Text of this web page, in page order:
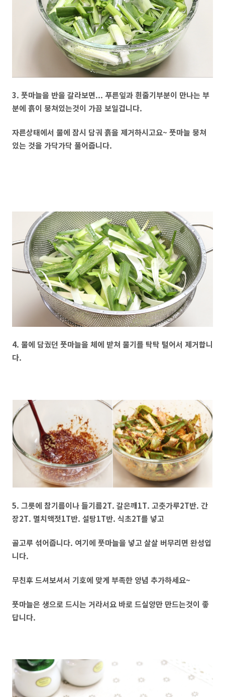
3. 풋마늘을 반을 갈라보면... 푸른잎과 흰줄기부분이 만나는 부
분에 흙이 뭉쳐있는것이 가끔 보일겁니다.
자른상태에서 물에 잠시 담궈 흙을 제거하시고요~ 풋마늘 뭉쳐
있는 것을 가닥가닥 풀어줍니다.
4. 물에 담궜던 풋마늘을 체에 받쳐 물기를 탁탁 털어서 제거합니
다.
5. 그릇에 참기름이나 들기름2T. 갈은깨1T. 고춧가루2T반. 간
장2T. 멸치액젓1T반. 설탕1T반. 식초2T를 넣고
골고루 섞어줍니다. 여기에 풋마늘을 넣고 살살 버무리면 완성입
니다.
무친후 드셔보셔서 기호에 맞게 부족한 양념 추가하세요~
풋마늘은 생으로 드시는 거라서요 바로 드실양만 만드는것이 좋
답니다.